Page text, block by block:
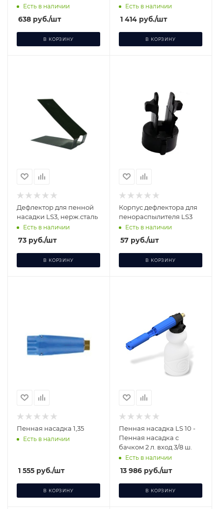
выход гайка 1/4"
Есть в наличии
638 руб./шт
В КОРЗИНУ
540503
Есть в наличии
1 414 руб./шт
В КОРЗИНУ
Дефлектор для пенной
насадки LS3, нерж.сталь
Есть в наличии
73 руб./шт
В КОРЗИНУ
Корпус дефлектора для
пенораспылителя LS3
Есть в наличии
57 руб./шт
В КОРЗИНУ
Пенная насадка 1,35
Есть в наличии
1 555 руб./шт
В КОРЗИНУ
Пенная насадка LS 10 -
Пенная насадка с
бачком 2 л. вход 3/8 ш.
Есть в наличии
13 986 руб./шт
В КОРЗИНУ